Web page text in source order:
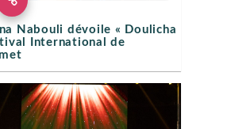
Nabouli dévoile « Doulicha
International de